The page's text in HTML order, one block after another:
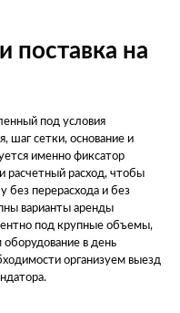
поставка на
под условия
шаг сетки, основание и
именно фиксатор
расчетный расход, чтобы
без перерасхода и без
варианты аренды
под крупные объемы,
в день
организуем выезд